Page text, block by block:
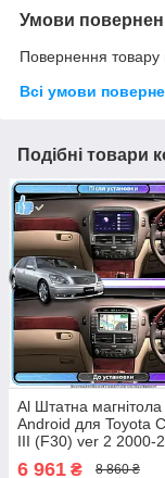
Умови
Повернення товару
Всі умови
Подібні товари
Al Штатна магнітола
Android для Toyota
III (F30) ver 2 2000-
екран 9" 2/32Gb
6 961 ₴ 8 860 ₴